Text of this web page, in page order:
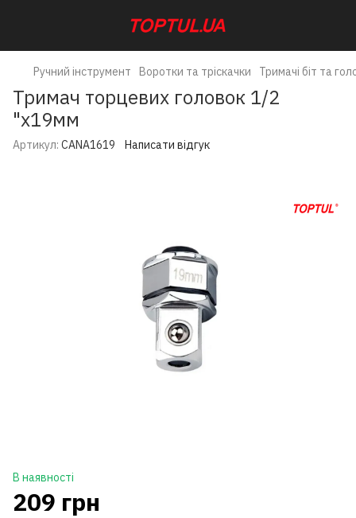
Ручний інструмент Воротки та тріскачки Тримачі біт та
Тримач торцевих головок 1/2
"х19мм
Артикул: CANA1619 Написати відгук
В наявності
209 грн